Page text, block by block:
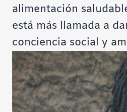
alimentación
está más llamada a
conciencia social y